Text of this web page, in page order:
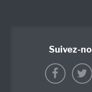
Suivez-